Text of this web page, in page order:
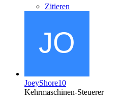
Zitieren
JoeyShore10
Kehrmaschinen-Steuerer